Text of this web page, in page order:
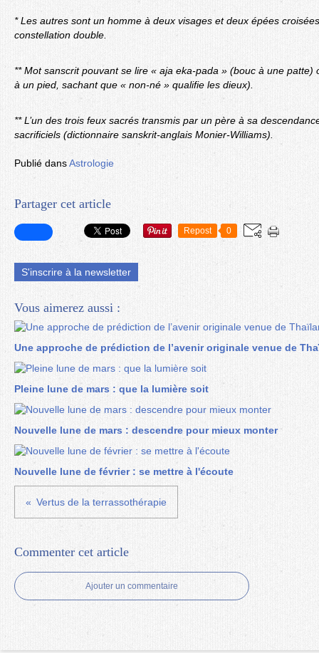
* Les autres sont un homme à deux visages et deux épées croisées
constellation double.
** Mot sanscrit pouvant se lire « aja eka-pada » (bouc à une
à un pied, sachant que « non-né » qualifie les dieux).
** L’un des trois feux sacrés transmis par un père à sa
sacrificiels (dictionnaire sanskrit-anglais Monier-Williams).
Publié dansAstrologie
Partager cet article
Repost 0
S'inscrire à la newsletter
Vous aimerez aussi :
Une approche de prédiction de l’avenir originale venue de
Pleine lune de mars : que la lumière soit
Nouvelle lune de mars : descendre pour mieux monter
Nouvelle lune de février : se mettre à l'écoute
Vertus de la terrassothérapie
Commenter cet article
Ajouter un commentaire